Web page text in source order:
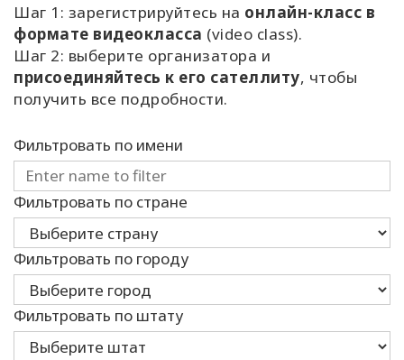
Шаг 1: зарегистрируйтесь на онлайн-класс в
формате видеокласса (video class).
Шаг 2: выберите организатора и
присоединяйтесь к его сателлиту, чтобы
получить все подробности.
Фильтровать по имени
Фильтровать по стране
Фильтровать по городу
Фильтровать по штату